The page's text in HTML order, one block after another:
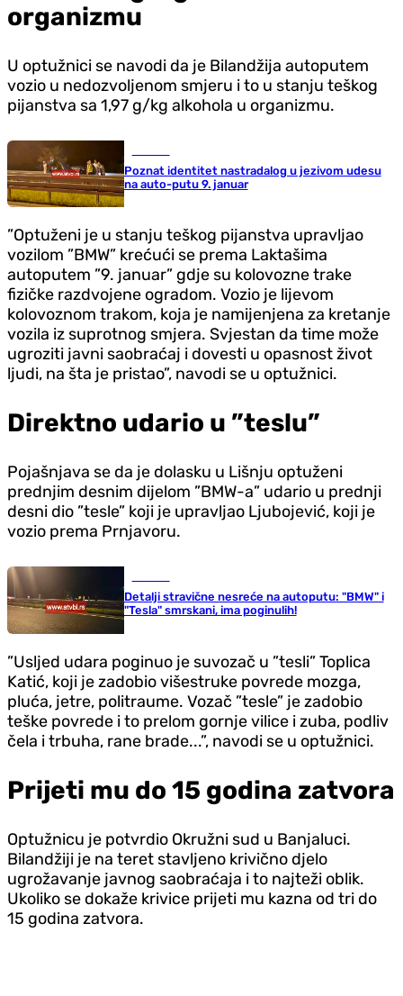
organizmu
U optužnici se navodi da je Bilandžija autoputem
vozio u nedozvoljenom smjeru i to u stanju teškog
pijanstva sa 1,97 g/kg alkohola u organizmu.
Poznat identitet nastradalog u jezivom udesu
na auto-putu 9. januar
”Optuženi je u stanju teškog pijanstva upravljao
vozilom ”BMW” krećući se prema Laktašima
autoputem ”9. januar” gdje su kolovozne trake
fizičke razdvojene ogradom. Vozio je lijevom
kolovoznom trakom, koja je namijenjena za kretanje
vozila iz suprotnog smjera. Svjestan da time može
ugroziti javni saobraćaj i dovesti u opasnost život
ljudi, na šta je pristao”, navodi se u optužnici.
Direktno udario u ”teslu”
Pojašnjava se da je dolasku u Lišnju optuženi
prednjim desnim dijelom ”BMW-a” udario u prednji
desni dio ”tesle” koji je upravljao Ljubojević, koji je
vozio prema Prnjavoru.
Detalji stravične nesreće na autoputu: "BMW" i
"Tesla" smrskani, ima poginulih!
”Usljed udara poginuo je suvozač u ”tesli” Toplica
Katić, koji je zadobio višestruke povrede mozga,
pluća, jetre, politraume. Vozač ”tesle” je zadobio
teške povrede i to prelom gornje vilice i zuba, podliv
čela i trbuha, rane brade...”, navodi se u optužnici.
Prijeti mu do 15 godina zatvora
Optužnicu je potvrdio Okružni sud u Banjaluci.
Bilandžiji je na teret stavljeno krivično djelo
ugrožavanje javnog saobraćaja i to najteži oblik.
Ukoliko se dokaže krivice prijeti mu kazna od tri do
15 godina zatvora.